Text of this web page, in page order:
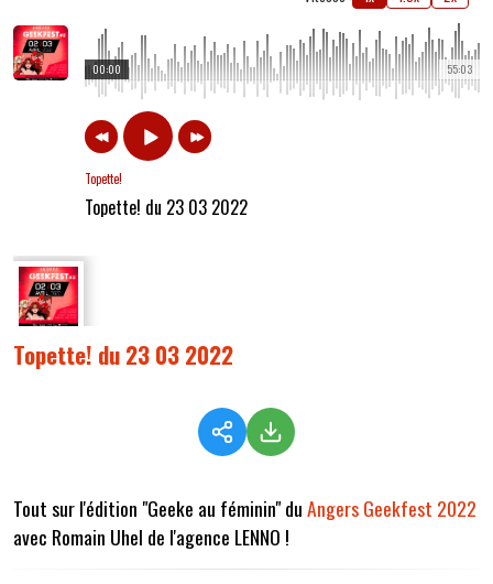
55:03
00:00
Topette!
Topette! du 23 03 2022
Topette! du 23 03 2022
Tout sur l'édition "Geeke au féminin" duAngers Geekfest 2022
avec Romain Uhel de l'agence LENNO !